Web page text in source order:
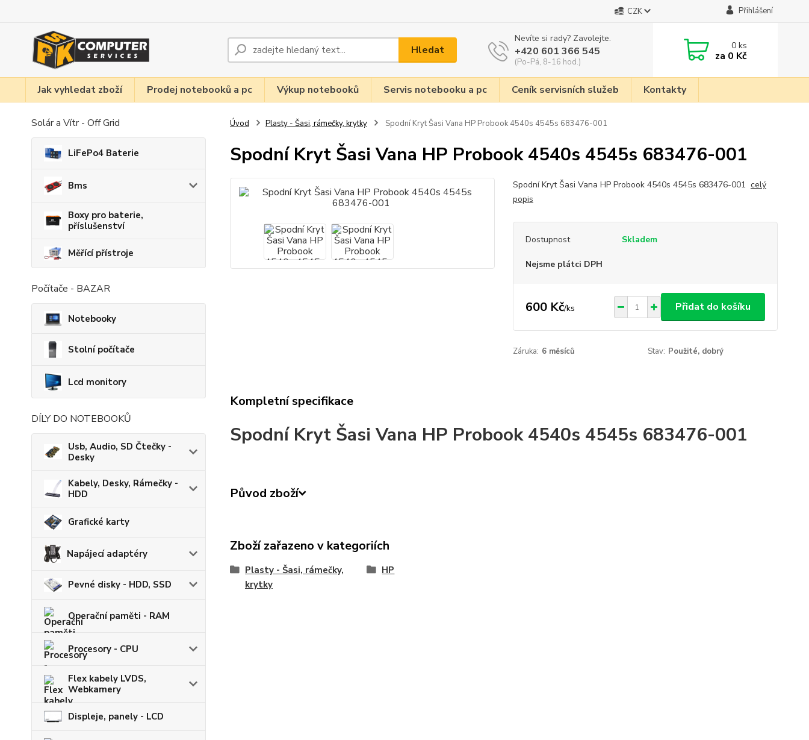
CZK Přihlášení
Hledat
Nevíte si rady? Zavolejte.
+420 601 366 545
(Po-Pá, 8-16 hod.)
0ks
za 0 Kč
Jak vyhledat zboží Prodej notebooků a pc Výkup notebooků Servis notebooku a pc Ceník servisních služeb Kontakty
Solár a Vítr - Off Grid
LiFePo4 Baterie
Bms
Boxy pro baterie,
příslušenství
Měřící přístroje
Počítače - BAZAR
Notebooky
Stolní počítače
Lcd monitory
DÍLY DO NOTEBOOKŮ
Usb, Audio, SD Čtečky -
Desky
Kabely, Desky, Rámečky -
HDD
Grafické karty
Napájecí adaptéry
Pevné disky - HDD, SSD
Operační paměti - RAM
Procesory - CPU
Flex kabely LVDS,
Webkamery
Displeje, panely - LCD
Úvod Plasty - Šasi, rámečky, krytky Spodní Kryt Šasi Vana HP Probook 4540s 4545s 683476-001
Spodní Kryt Šasi Vana HP Probook 4540s 4545s 683476-001
Spodní Kryt Šasi Vana HP Probook 4540s 4545s 683476-001 celý
popis
Dostupnost Skladem
Nejsme plátci DPH
600 Kč/ks Přidat do košíku
Záruka: 6 měsíců Stav: Použité, dobrý
Kompletní specifikace
Spodní Kryt Šasi Vana HP Probook 4540s 4545s 683476-001
Původ zboží
Zboží zařazeno v kategoriích
Plasty - Šasi, rámečky,
krytky
HP